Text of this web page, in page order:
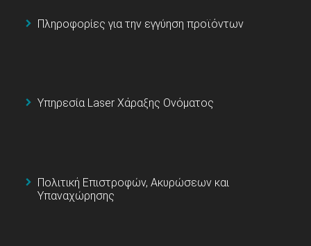
Πληροφορίες για την εγγύηση προϊόντων
Υπηρεσία Laser Χάραξης Ονόματος
Πολιτική Επιστροφών, Ακυρώσεων και
Υπαναχώρησης